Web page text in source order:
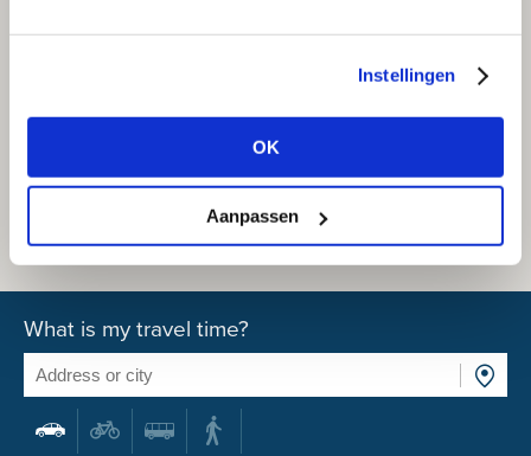
Instellingen
OK
Aanpassen
What is my travel time?